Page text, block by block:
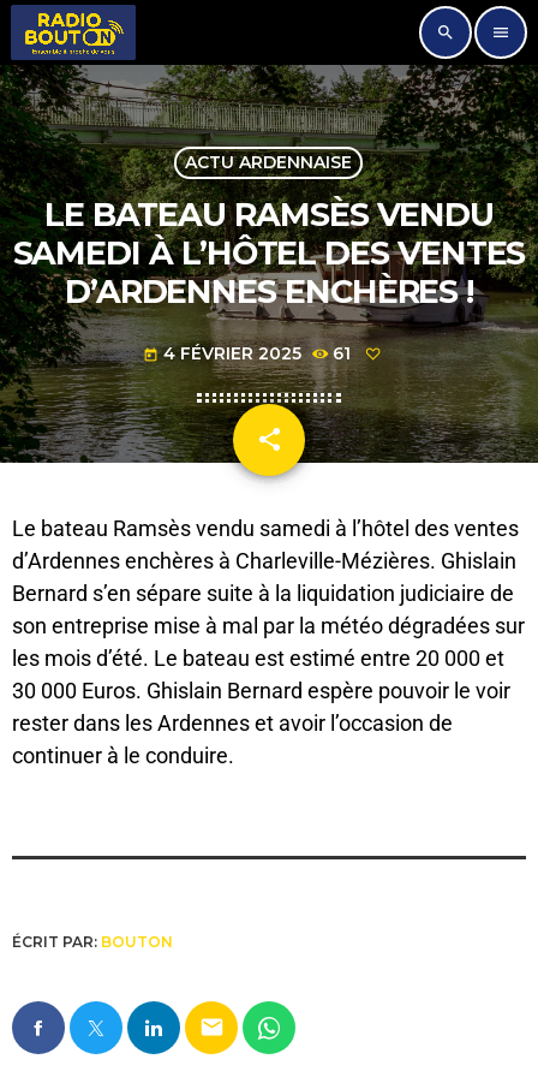
search menu
ACTU ARDENNAISE
LE BATEAU RAMSÈS VENDU
SAMEDI À L’HÔTEL DES VENTES
D’ARDENNES ENCHÈRES !
today 4 FÉVRIER 2025 61
share
email
Le bateau Ramsès vendu samedi à l’hôtel des ventes
d’Ardennes enchères à Charleville-Mézières. Ghislain
Bernard s’en sépare suite à la liquidation judiciaire de
son entreprise mise à mal par la météo dégradées sur
les mois d’été. Le bateau est estimé entre 20 000 et
30 000 Euros. Ghislain Bernard espère pouvoir le voir
rester dans les Ardennes et avoir l’occasion de
continuer à le conduire.
ÉCRIT PAR: BOUTON
email